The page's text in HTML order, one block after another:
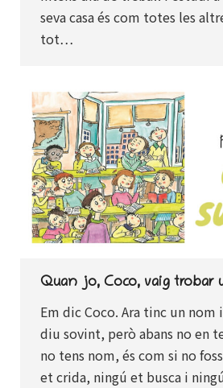
seva casa és com totes les
tot…
Quan jo, Coco, vaig trobar
Em dic Coco. Ara tinc un
diu sovint, però abans no en
no tens nom, és com si no
et crida, ningú et busca i